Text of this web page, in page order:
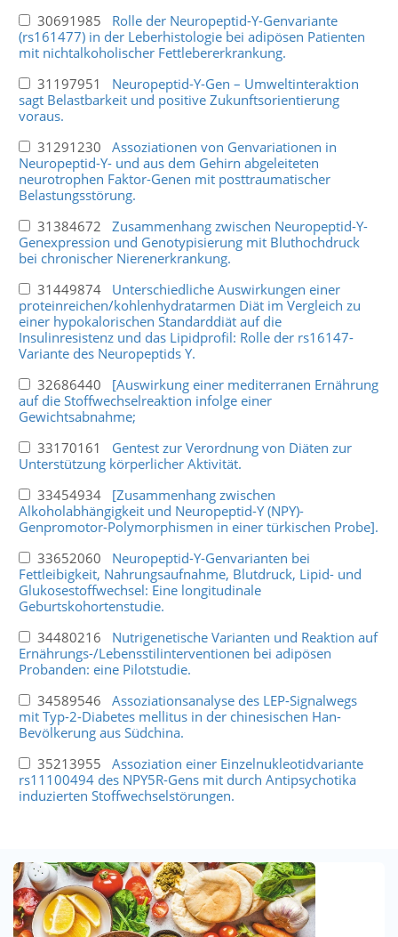
30691985 Rolle der Neuropeptid-Y-Genvariante
(rs161477) in der Leberhistologie bei adipösen Patienten
mit nichtalkoholischer Fettlebererkrankung.
31197951 Neuropeptid-Y-Gen – Umweltinteraktion
sagt Belastbarkeit und positive Zukunftsorientierung
voraus.
31291230 Assoziationen von Genvariationen in
Neuropeptid-Y- und aus dem Gehirn abgeleiteten
neurotrophen Faktor-Genen mit posttraumatischer
Belastungsstörung.
31384672 Zusammenhang zwischen Neuropeptid-Y-
Genexpression und Genotypisierung mit Bluthochdruck
bei chronischer Nierenerkrankung.
31449874 Unterschiedliche Auswirkungen einer
proteinreichen/kohlenhydratarmen Diät im Vergleich zu
einer hypokalorischen Standarddiät auf die
Insulinresistenz und das Lipidprofil: Rolle der rs16147-
Variante des Neuropeptids Y.
32686440 [Auswirkung einer mediterranen Ernährung
auf die Stoffwechselreaktion infolge einer
Gewichtsabnahme;
33170161 Gentest zur Verordnung von Diäten zur
Unterstützung körperlicher Aktivität.
33454934 [Zusammenhang zwischen
Alkoholabhängigkeit und Neuropeptid-Y (NPY)-
Genpromotor-Polymorphismen in einer türkischen Probe].
33652060 Neuropeptid-Y-Genvarianten bei
Fettleibigkeit, Nahrungsaufnahme, Blutdruck, Lipid- und
Glukosestoffwechsel: Eine longitudinale
Geburtskohortenstudie.
34480216 Nutrigenetische Varianten und Reaktion auf
Ernährungs-/Lebensstilinterventionen bei adipösen
Probanden: eine Pilotstudie.
34589546 Assoziationsanalyse des LEP-Signalwegs
mit Typ-2-Diabetes mellitus in der chinesischen Han-
Bevölkerung aus Südchina.
35213955 Assoziation einer Einzelnukleotidvariante
rs11100494 des NPY5R-Gens mit durch Antipsychotika
induzierten Stoffwechselstörungen.